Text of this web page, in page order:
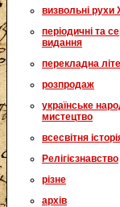
визвольні рухи
періодичні та
видання
перекладна
розпродаж
українське
мистецтво
всесвітня
Релігієзнавство
різне
архів